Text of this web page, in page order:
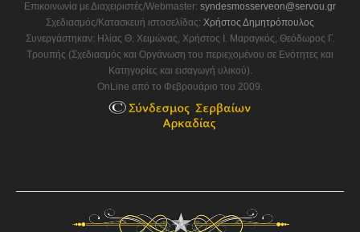
Επικοινωνία με Διαχειριστές/Webmaster: syndesmosserveon@servou.gr
Σχεδιασμός/Κατασκευή ιστοσελίδας: Χρήστος Δημητρόπουλος
Συνεργάστηκαν: Ηλίας Θ. Χειμώνας, Χρήστος Ι. Μαραγκός, Θεόδωρος Γ.
Τρουπής (Σχεδιασμός και Οργάνωση του περιεχομένου σε Ενότητες και
Κατηγορίες και εισαγωγή υλικού).
OnLine από το Φεβρουάριο του 2009.